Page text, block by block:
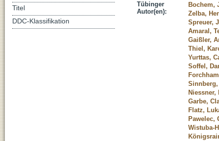
Tübinger
Autor(en):
Bochem,
Zelba,
Spreuer,
Amaral,
Gaißler,
Thiel,
Yurttas,
Soffel,
Niessner,
Garbe,
Flatz,
Pawelec,
Wistuba-
Titel
DDC-Klassifikation